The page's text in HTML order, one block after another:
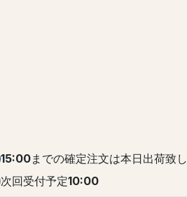
15:00までの確定注文は本日出荷致
次回受付予定10:00